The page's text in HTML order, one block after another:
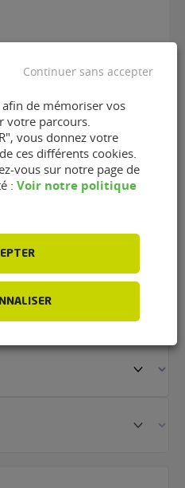
Centre
Nort-sur-
afin de mémoriser vos
votre parcours.
vous donnez votre
ces différents cookies.
vous sur notre page de
: Voir notre politique
Continuer sans accepter